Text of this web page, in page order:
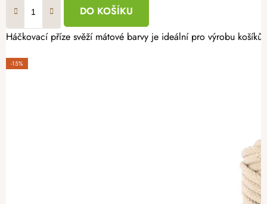
DO KOŠÍKU
Háčkovací příze svěží mátové barvy je ideální pro výrobu
-15%